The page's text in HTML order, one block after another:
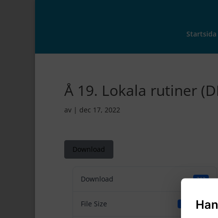
Startsida
Å 19. Lokala rutiner
av | dec 17, 2022
Download
Download 312
File Size 133.15 KB